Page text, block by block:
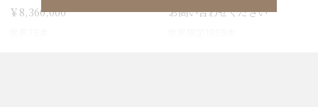
￥8,360,000
お問い合わせください